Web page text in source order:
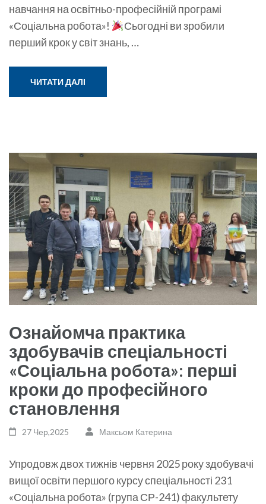
навчання на освітньо-професійній програмі
«Соціальна робота»!
Сьогодні ви зробили
перший крок у світ знань, …
ЧИТАТИ ДАЛІ
Ознайомча практика
здобувачів спеціальності
«Соціальна робота»: перші
кроки до професійного
становлення
27 Чер,2025 Максьом Катерина
Упродовж двох тижнів червня 2025 року здобувачі
вищої освіти першого курсу спеціальності 231
«Соціальна робота» (група СР-241) факультету